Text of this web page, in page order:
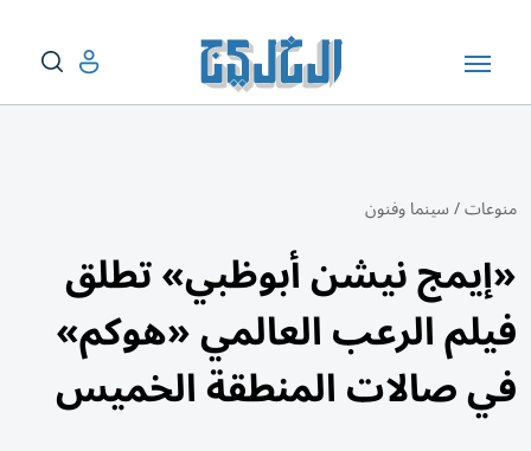
منوعات/سينما وفنون
«إيمج نيشن أبوظبي» تطلق
فيلم الرعب العالمي «هوكم»
في صالات المنطقة الخميس